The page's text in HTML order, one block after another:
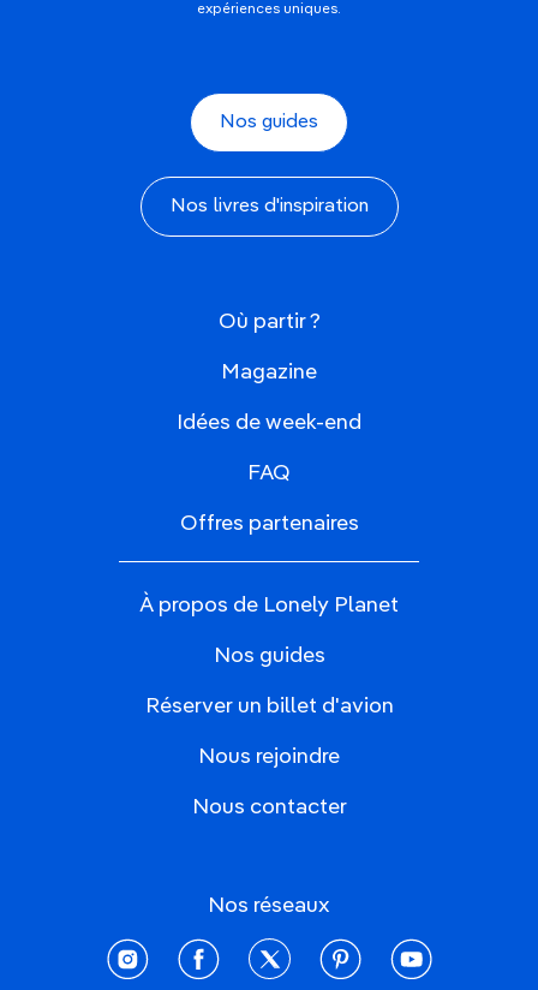
expériences uniques.
Nos guides
Nos livres d'inspiration
Où partir ?
Magazine
Idées de week-end
FAQ
Offres partenaires
À propos de Lonely Planet
Nos guides
Réserver un billet d'avion
Nous rejoindre
Nous contacter
Nos réseaux
instagramfacebooktwitter pinterestyoutube